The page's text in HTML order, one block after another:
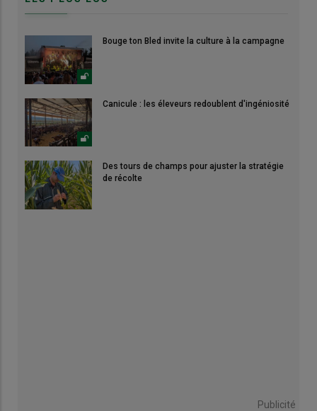
Bouge ton Bled invite la culture à la campagne
Canicule : les éleveurs redoublent d'ingéniosité
Des tours de champs pour ajuster la stratégie
de récolte
Publicité